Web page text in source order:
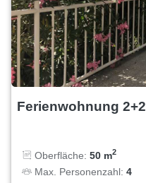
Ferienwohnung 2+2
Oberfläche: 50 m2
Max. Personenzahl: 4